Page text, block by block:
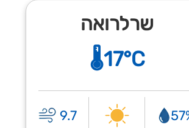
שרלרואה
🌡️17°C
9.7